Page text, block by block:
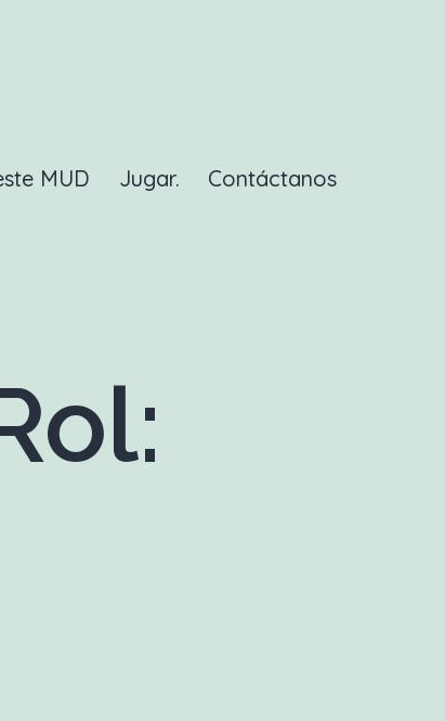
MUD Jugar. Contáctanos